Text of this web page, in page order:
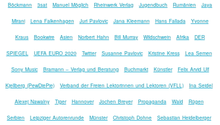
Böckmann 3sat Manuel Möglich Rheinwerk Verlag Jugendbuch Rumänien Jaya
Mirani Lena Falkenhagen Juri Pavlovic Jana Kleemann Hans Fallada Yvonne
Kraus Bookwire Asien Norbert Hahn Bill Murray Wildschwein Afrika DER
SPIEGEL UEFA EURO 2020 Twitter Susanne Pavlovic Kristine Kress Lea Semen
Sony Music Bramann – Verlag und Beratung Buchmarkt Künstler Felix Arvid Ulf
Kjellberg (PewDiePie) Verband der Freien Lektorinnen und Lektoren (VFLL) Ina Seidel
Alexej Nawalny Tiger Hannover Jochen Breyer Propaganda Wald Rügen
Serbien Leipziger Autorenrunde Münster Christoph Dohne Sebastian Heidelberger